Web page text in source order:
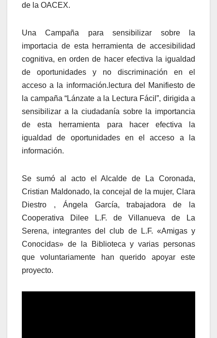
de la OACEX.
Una Campaña para sensibilizar sobre la
importacia de esta herramienta de accesibilidad
cognitiva, en orden de hacer efectiva la igualdad
de oportunidades y no discriminación en el
acceso a la información.lectura del Manifiesto de
la campaña “Lánzate a la Lectura Fácil”, dirigida a
sensibilizar a la ciudadanía sobre la importancia
de esta herramienta para hacer efectiva la
igualdad de oportunidades en el acceso a la
información.
Se sumó al acto el Alcalde de La Coronada,
Cristian Maldonado, la concejal de la mujer, Clara
Diestro , Ángela García, trabajadora de la
Cooperativa Dilee L.F. de Villanueva de La
Serena, integrantes del club de L.F. «Amigas y
Conocidas» de la Biblioteca y varias personas
que voluntariamente han querido apoyar este
proyecto.